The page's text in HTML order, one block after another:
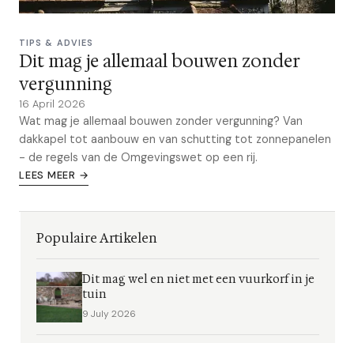
TIPS & ADVIES
Dit mag je allemaal bouwen zonder
vergunning
16 April 2026
Wat mag je allemaal bouwen zonder vergunning? Van
dakkapel tot aanbouw en van schutting tot zonnepanelen
- de regels van de Omgevingswet op een rij.
LEES MEER →
Populaire Artikelen
Dit mag wel en niet met een vuurkorf in je
tuin
9 July 2026